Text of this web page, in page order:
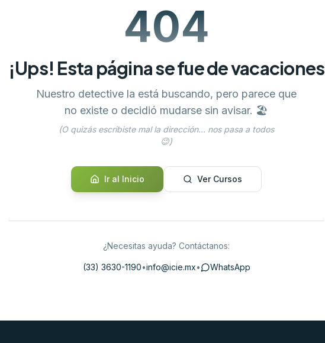
404
¡Ups! Esta página se fue de vacaciones
Nuestro detective la está buscando, pero parece que
no existe o decidió mudarse sin avisar. 🏖️
(O quizás escribiste mal la dirección... nos pasa a todos
😉)
Ir al Inicio Ver Cursos
¿Necesitas ayuda? Contáctanos:
(33) 3630-1190•info@icie.mx• WhatsApp